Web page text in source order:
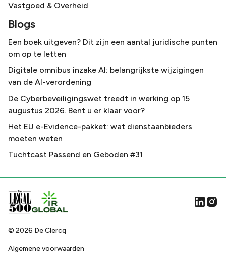
Vastgoed & Overheid
Blogs
Een boek uitgeven? Dit zijn een aantal juridische punten
om op te letten
Digitale omnibus inzake AI: belangrijkste wijzigingen
van de AI-verordening
De Cyberbeveiligingswet treedt in werking op 15
augustus 2026. Bent u er klaar voor?
Het EU e-Evidence-pakket: wat dienstaanbieders
moeten weten
Tuchtcast Passend en Geboden #31
© 2026 De Clercq
Algemene voorwaarden